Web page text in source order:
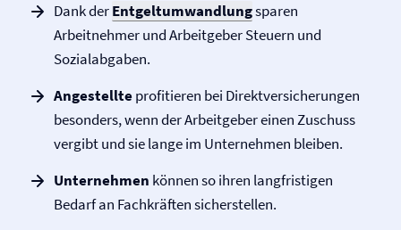
Dank derEntgeltumwandlungsparen
Arbeitnehmer und Arbeitgeber Steuern und
Sozialabgaben.
Angestellteprofitieren bei Direkt­versicherungen
besonders, wenn der Arbeitgeber einen Zuschuss
vergibt und sie lange im Unternehmen bleiben.
Unternehmen können so ihren langfristigen
Bedarf an Fachkräften sicherstellen.